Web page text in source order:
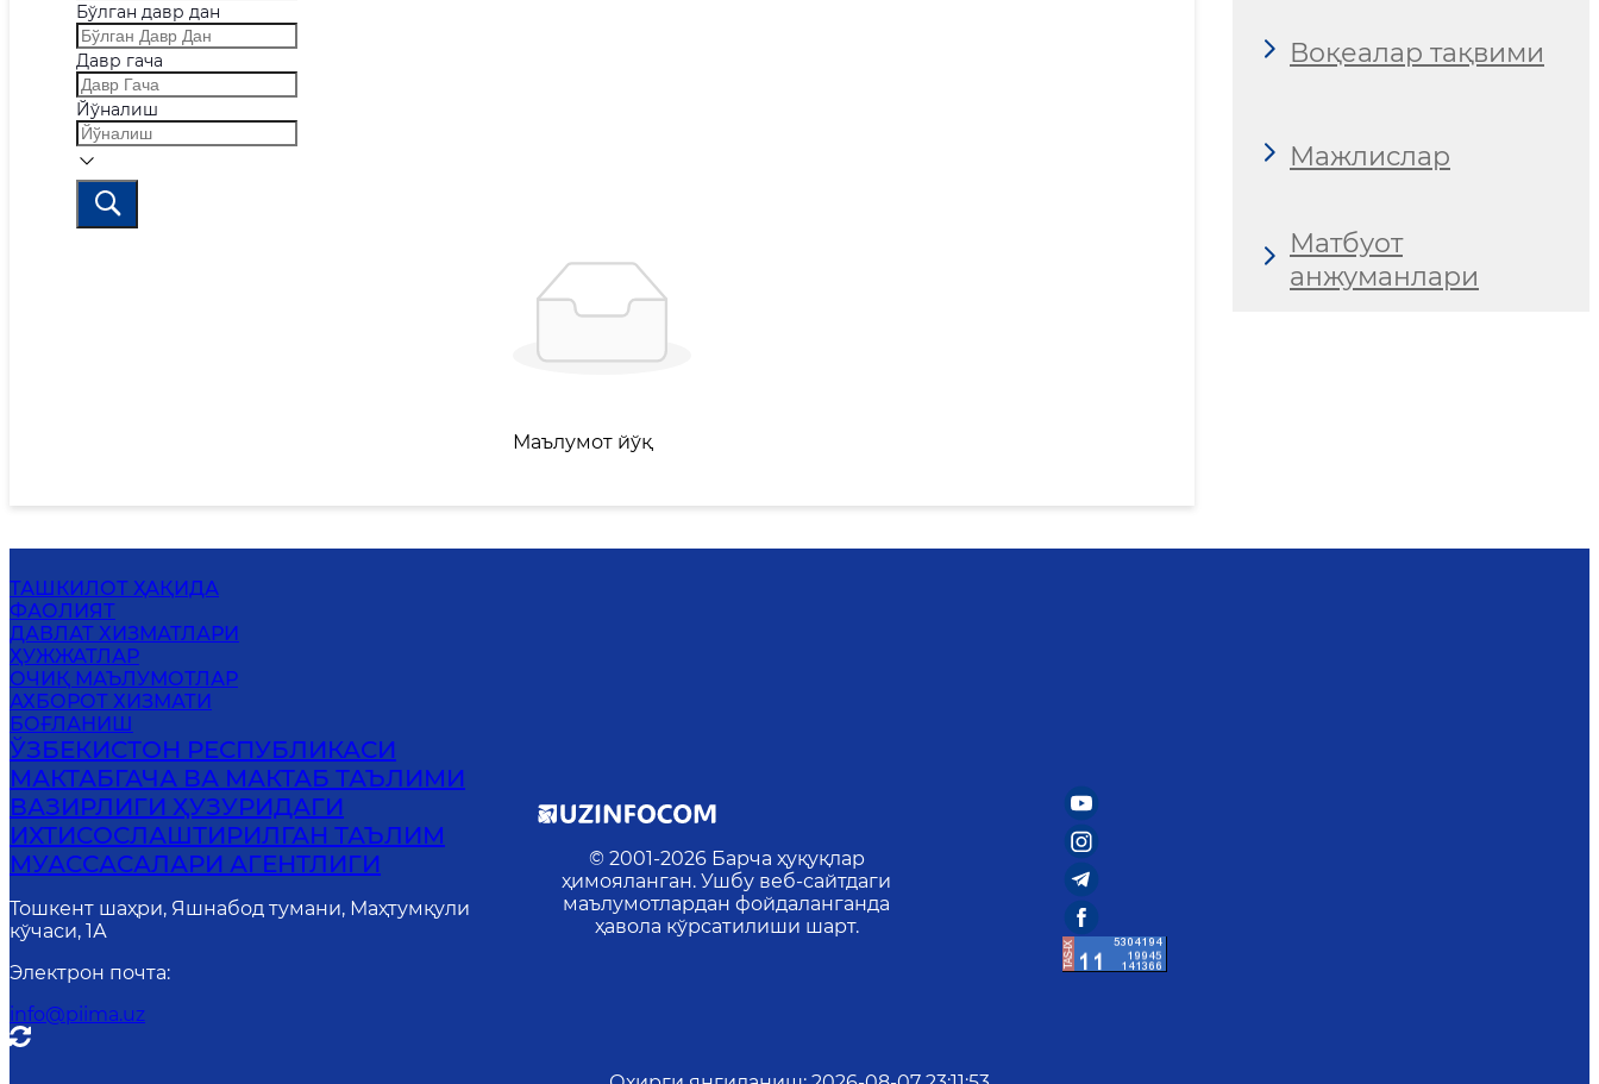
Бўлган давр дан
Давр гача
Йўналиш
Маълумот йўқ
Воқеалар тақвими
Мажлислар
Матбуот
анжуманлари
ТАШКИЛОТ ҲАҚИДА
ФАОЛИЯТ
ДАВЛАТ ХИЗМАТЛАРИ
ҲУЖЖАТЛАР
ОЧИҚ МАЪЛУМОТЛАР
АХБОРОТ ХИЗМАТИ
БОҒЛАНИШ
ЎЗБЕКИСТОН РЕСПУБЛИКАСИ
МАКТАБГАЧА ВА МАКТАБ ТАЪЛИМИ
ВАЗИРЛИГИ ҲУЗУРИДАГИ
ИХТИСОСЛАШТИРИЛГАН ТАЪЛИМ
МУАССАСАЛАРИ АГЕНТЛИГИ
Тошкент шаҳри, Яшнабод тумани, Маҳтумқули
кўчаси, 1А
Электрон почта:
info@piima.uz
© 2001-2026 Барча ҳуқуқлар
ҳимояланган. Ушбу веб-сайтдаги
маълумотлардан фойдаланганда
ҳавола кўрсатилиши шарт.